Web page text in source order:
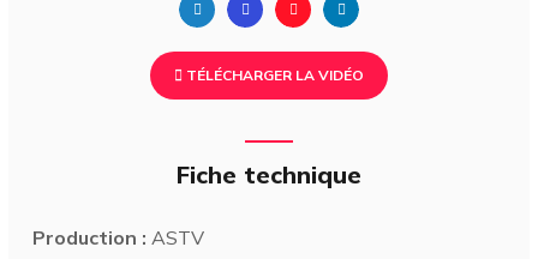
TÉLÉCHARGER LA VIDÉO
Fiche technique
Production : ASTV